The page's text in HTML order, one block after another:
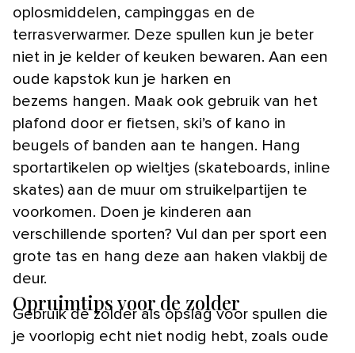
oplosmiddelen, campinggas en de
terrasverwarmer. Deze spullen kun je beter
niet in je kelder of keuken bewaren. Aan een
oude kapstok kun je harken en
bezems hangen. Maak ook gebruik van het
plafond door er fietsen, ski’s of kano in
beugels of banden aan te hangen. Hang
sportartikelen op wieltjes (skateboards, inline
skates) aan de muur om struikelpartijen te
voorkomen. Doen je kinderen aan
verschillende sporten? Vul dan per sport een
grote tas en hang deze aan haken vlakbij de
deur.
Opruimtips voor de zolder
Gebruik de zolder als opslag voor spullen die
je voorlopig echt niet nodig hebt, zoals oude